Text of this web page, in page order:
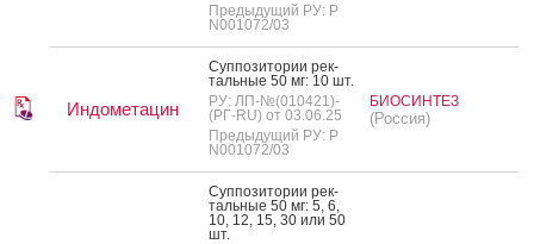
Предыдущий РУ: Р
N001072/03
Индометацин
Суп­по­зито­рии рек­
таль­ные 50 мг: 10 шт.
РУ: ЛП-№(010421)-
(РГ-RU) от 03.06.25
Предыдущий РУ: Р
N001072/03
БИОСИНТЕЗ
(Россия)
Суп­по­зито­рии рек­
таль­ные 50 мг: 5, 6,
10, 12, 15, 30 или 50
шт.